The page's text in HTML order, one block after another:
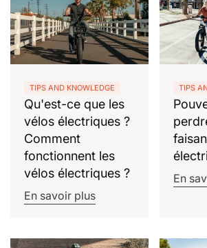
TIPS AND KNOWLEDGE
Qu'est-ce que les
vélos électriques ?
Comment
fonctionnent les
vélos électriques ?
En savoir plus
TIPS
En